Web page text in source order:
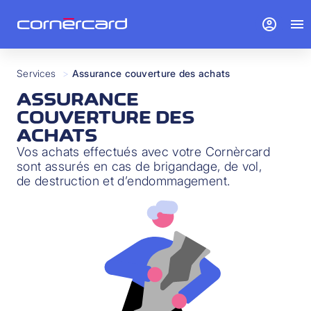
Services > Assurance couverture des achats
ASSURANCE
COUVERTURE DES
ACHATS
Vos achats effectués avec votre Cornèrcard
sont assurés en cas de brigandage, de vol,
de destruction et d’endommagement.
account_circle menu